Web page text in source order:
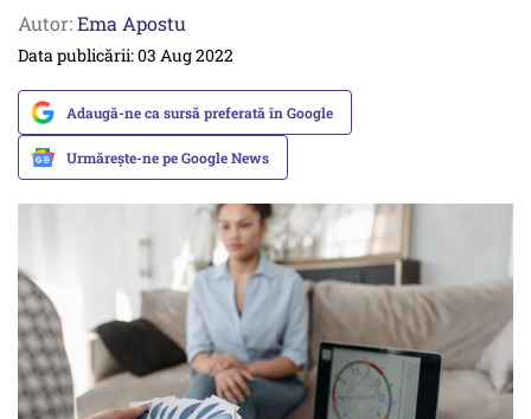
Autor:Ema Apostu
Data publicării: 03 Aug 2022
Adaugă-ne ca sursă preferată în Google
Urmărește-ne pe Google News